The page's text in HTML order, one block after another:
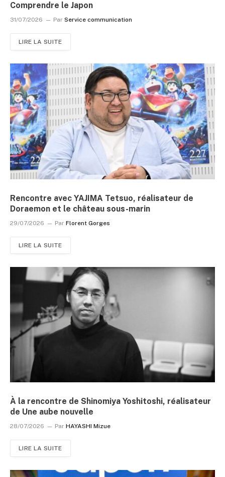
Comprendre le Japon
31/07/2026 Par Service communication
LIRE LA SUITE
Rencontre avec YAJIMA Tetsuo, réalisateur de
Doraemon et le château sous-marin
29/07/2026 Par Florent Gorges
LIRE LA SUITE
À la rencontre de Shinomiya Yoshitoshi, réalisateur
de Une aube nouvelle
28/07/2026 Par HAYASHI Mizue
LIRE LA SUITE